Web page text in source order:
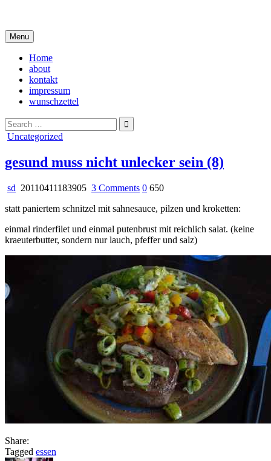
content
Menu
Home
about
kontakt
impressum
wunschzettel
Search
for:
Posted
Uncategorized
gesund muss nicht unlecker sein (8)
sd 20110411183905 3 Commentson
muss
unlecker
sein
0 650
statt paniertem schnitzel mit sahnesauce, pilzen und kroketten:
einmal rinderfilet und einmal putenbrust mit reichlich salat. (keine
kraeuterbutter, sondern nur lauch, pfeffer und salz)
Share:
Tagged essen